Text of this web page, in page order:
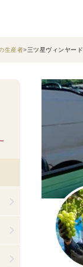
生産者 三ツ星ヴィンヤード